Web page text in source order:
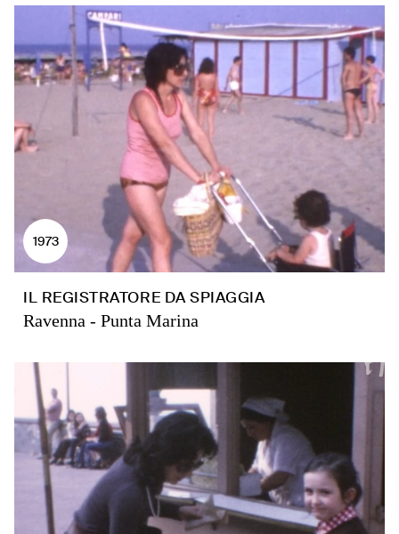
1973
IL REGISTRATORE DA SPIAGGIA
Ravenna - Punta Marina